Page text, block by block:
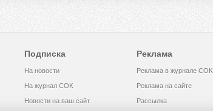
Подписка
На новости
На журнал СОК
Новости на ваш сайт
Реклама
Реклама в журнале СОК
Реклама на сайте
Рассылка